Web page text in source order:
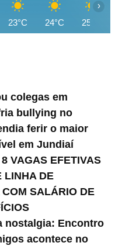
23°C 24°C 25°C
›
colegas em
bullying no
ferir o maior
em Jundiaí
VAGAS EFETIVAS
LINHA DE
SALÁRIO DE
nostalgia: Encontro
acontece no